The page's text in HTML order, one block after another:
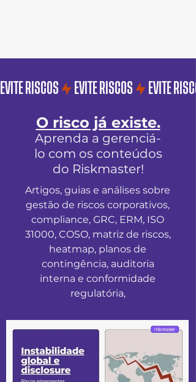
EVITE RISCOS
O risco já existe.
Aprenda a gerenciá-
lo com os conteúdos
do Riskmaster!
Artigos, guias e análises sobre
gestão de riscos corporativos,
compliance, GRC, ERM, ISO
31000, COSO, matriz de riscos,
heatmap, planos de
contingência, auditoria
interna e conformidade
regulatória,